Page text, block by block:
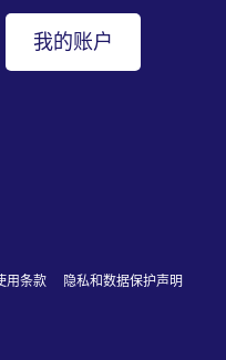
我的账户
用条款
隐私和数据保护声明